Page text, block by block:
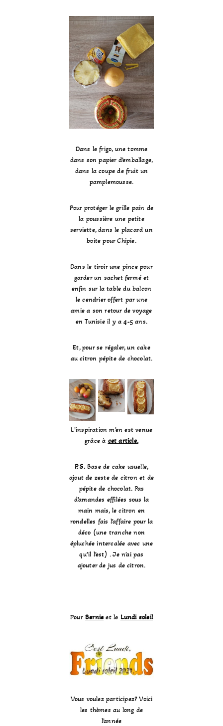
Dans le frigo, une tomme
dans son papier d’emballage,
dans la coupe de fruit un
pamplemousse.
Pour protéger le grille pain de
la poussière une petite
serviette, dans le placard un
boite pour Chipie.
Dans le tiroir une pince pour
garder un sachet fermé et
enfin sur la table du balcon
le cendrier offert par une
amie a son retour de voyage
en Tunisie il y a 4-5 ans.
Et, pour se régaler, un cake
au citron pépite de chocolat.
L’inspiration m’en est venue
grâce à cet article.
P. S.Base de cake usuelle,
ajout de zeste de citron et de
pépite de chocolat. Pas
d’amandes effilées sous la
main mais, le citron en
rondelles fais l’affaire pour la
déco (une tranche non
épluchée intercalée avec une
qu’il l’est) . Je n’ai pas
ajouter de jus de citron.
Pour Bernie et le Lundi soleil
Vous voulez participez? Voici
les thèmes au long de
l’année